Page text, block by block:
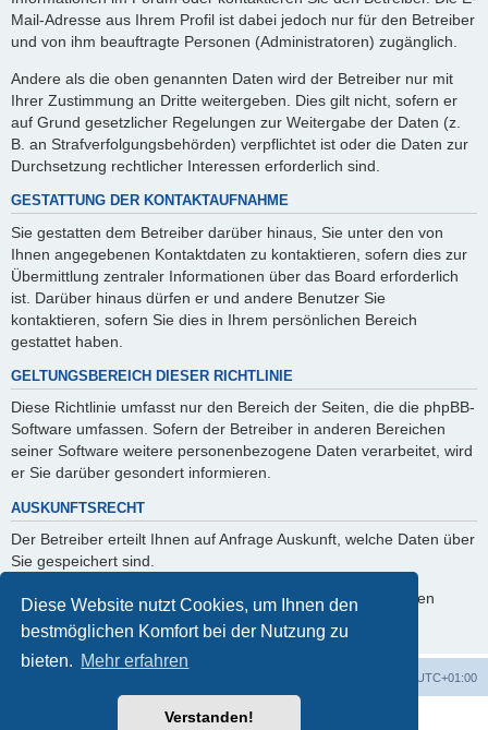
Diese Website nutzt Cookies, um Ihnen den
bestmöglichen Komfort bei der Nutzung zu
bieten. Mehr erfahren
Verstanden!
Mail-Adresse aus Ihrem Profil ist dabei jedoch nur für den Betreiber
und von ihm beauftragte Personen (Administratoren) zugänglich.
Andere als die oben genannten Daten wird der Betreiber nur mit
Ihrer Zustimmung an Dritte weitergeben. Dies gilt nicht, sofern er
auf Grund gesetzlicher Regelungen zur Weitergabe der Daten (z.
B. an Strafverfolgungsbehörden) verpflichtet ist oder die Daten zur
Durchsetzung rechtlicher Interessen erforderlich sind.
GESTATTUNG DER KONTAKTAUFNAHME
Sie gestatten dem Betreiber darüber hinaus, Sie unter den von
Ihnen angegebenen Kontaktdaten zu kontaktieren, sofern dies zur
Übermittlung zentraler Informationen über das Board erforderlich
ist. Darüber hinaus dürfen er und andere Benutzer Sie
kontaktieren, sofern Sie dies in Ihrem persönlichen Bereich
gestattet haben.
GELTUNGSBEREICH DIESER RICHTLINIE
Diese Richtlinie umfasst nur den Bereich der Seiten, die die phpBB-
Software umfassen. Sofern der Betreiber in anderen Bereichen
seiner Software weitere personenbezogene Daten verarbeitet, wird
er Sie darüber gesondert informieren.
AUSKUNFTSRECHT
Der Betreiber erteilt Ihnen auf Anfrage Auskunft, welche Daten über
Sie gespeichert sind.
Sie können jederzeit die Löschung bzw. Sperrung Ihrer Daten
verlangen. Kontaktieren Sie hierzu bitte den Betreiber.
UTC+01:00
Powered byphpBB® Forum Software © phpBB Limited